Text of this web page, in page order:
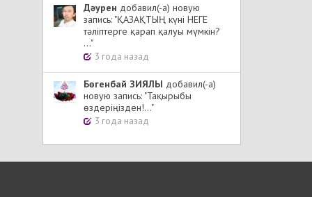
Дәурен добавил(-а) новую
запись: "ҚАЗАҚТЫҢ күні НЕГЕ
тәліптерге қарап қалуы мүмкін?
..."
3 года назад
Бөгенбай ЗИЯЛЫ добавил(-а)
новую запись: "Тақырыбы
өздеріңізден!..."
3 года назад